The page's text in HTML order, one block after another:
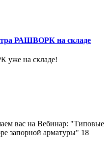
РАШВОРК на складе
на складе!
вас на Вебинар: "Типовые
зaпopнoй арматуры" 18